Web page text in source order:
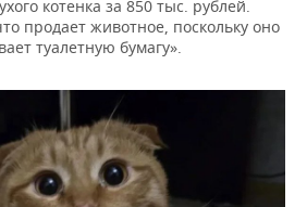
котенка за 850 тыс. рублей.
продает животное, поскольку оно
туалетную бумагу».